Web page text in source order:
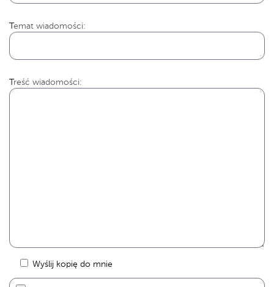
Temat wiadomości:
Treść wiadomości:
Wyślij kopię do mnie